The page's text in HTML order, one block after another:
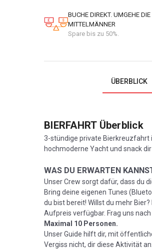
BUCHE DIREKT. UMGEHE DIE
MITTELMÄNNER
Spare bis zu 50%.
ÜBERBLICK
BIERFAHRTÜberblick
3-stündige private Bierkreuzfahrt
hochmoderne Yacht und snack
WAS DU ERWARTEN
Unser Crew sorgt dafür, dass du
Bring deine eigenen Tunes
du bist bereit! Willst du mehr
Aufpreis verfügbar. Frag uns nach
Maximal 10 Personen.
Unser Guide hilft dir, mit
Vergiss nicht, dir diese Aktivität